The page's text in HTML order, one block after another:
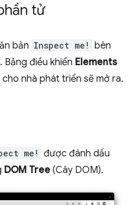
tử
bản Inspect me! bên
. Bảng điều khiển Elements
nhà phát triển sẽ mở ra.
me! được đánh dấu
DOM Tree (Cây DOM).